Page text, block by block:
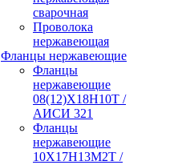
сварочная
Проволока
нержавеющая
Фланцы нержавеющие
Фланцы
нержавеющие
08(12)Х18Н10Т /
АИСИ 321
Фланцы
нержавеющие
10Х17Н13М2Т /